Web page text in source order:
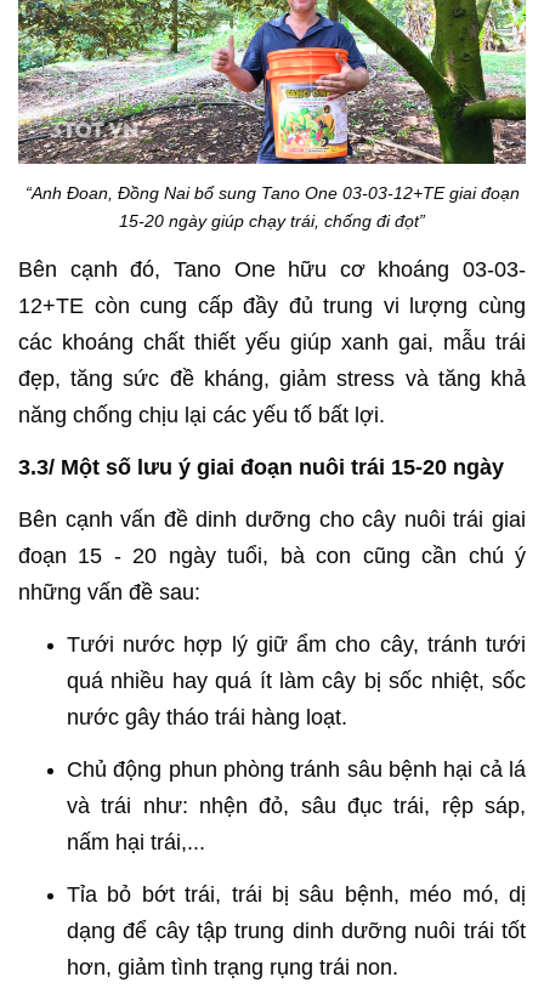
“Anh Đoan, Đồng Nai bổ sung Tano One 03-03-12+TE giai đoạn
15-20 ngày giúp chạy trái, chống đi đọt”
Bên cạnh đó, Tano One hữu cơ khoáng 03-03-
12+TE còn cung cấp đầy đủ trung vi lượng cùng
các khoáng chất thiết yếu giúp xanh gai, mẫu trái
đẹp, tăng sức đề kháng, giảm stress và tăng khả
năng chống chịu lại các yếu tố bất lợi.
3.3/ Một số lưu ý giai đoạn nuôi trái 15-20 ngày
Bên cạnh vấn đề dinh dưỡng cho cây nuôi trái giai
đoạn 15 - 20 ngày tuổi, bà con cũng cần chú ý
những vấn đề sau:
Tưới nước hợp lý giữ ẩm cho cây, tránh tưới
quá nhiều hay quá ít làm cây bị sốc nhiệt, sốc
nước gây tháo trái hàng loạt.
Chủ động phun phòng tránh sâu bệnh hại cả lá
và trái như: nhện đỏ, sâu đục trái, rệp sáp,
nấm hại trái,...
Tỉa bỏ bớt trái, trái bị sâu bệnh, méo mó, dị
dạng để cây tập trung dinh dưỡng nuôi trái tốt
hơn, giảm tình trạng rụng trái non.